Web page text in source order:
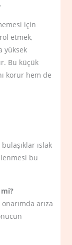
için
etmek,
yüksek
Bu küçük
korur hem de
ıslak
bu
arıza